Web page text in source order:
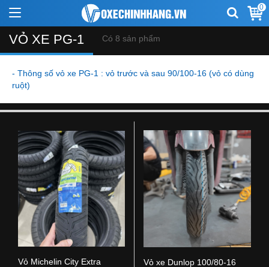
0
VỎ XE PG-1 Có 8 sản phẩm
- Thông số vỏ xe PG-1 : vỏ trước và sau 90/100-16 (vỏ có dùng
ruột)
Vỏ Michelin City Extra
Vỏ xe Dunlop 100/80-16